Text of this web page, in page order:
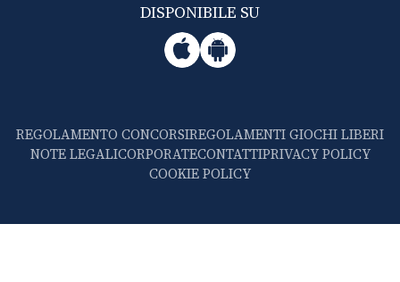
DISPONIBILE SU
REGOLAMENTO CONCORSIREGOLAMENTI GIOCHI LIBERI
NOTE LEGALICORPORATECONTATTIPRIVACY POLICY
COOKIE POLICY